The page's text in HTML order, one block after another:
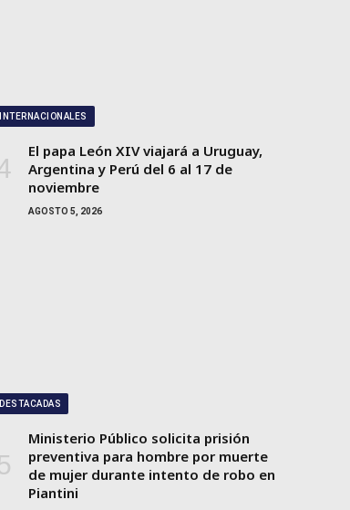
INTERNACIONALES
El papa León XIV viajará a Uruguay,
Argentina y Perú del 6 al 17 de
noviembre
AGOSTO 5, 2026
DESTACADAS
Ministerio Público solicita prisión
preventiva para hombre por muerte
de mujer durante intento de robo en
Piantini